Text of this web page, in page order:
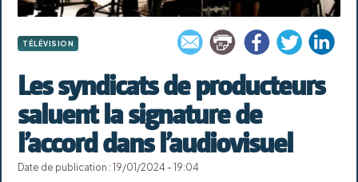
TÉLÉVISION
Les syndicats de producteurs
saluent la signature de
l’accord dans l’audiovisuel
Date de publication : 19/01/2024 - 19:04